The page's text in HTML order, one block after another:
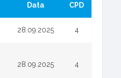
Data CPD
28.09.2025 4
28.09.2025 4